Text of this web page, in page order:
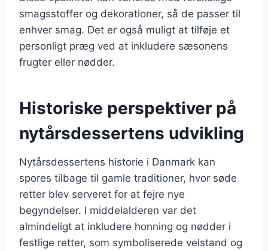
smagsstoffer og dekorationer, så de passer til
enhver smag. Det er også muligt at tilføje et
personligt præg ved at inkludere sæsonens
frugter eller nødder.
Historiske perspektiver på
nytårsdessertens udvikling
Nytårsdessertens historie i Danmark kan
spores tilbage til gamle traditioner, hvor søde
retter blev serveret for at fejre nye
begyndelser. I middelalderen var det
almindeligt at inkludere honning og nødder i
festlige retter, som symboliserede velstand og